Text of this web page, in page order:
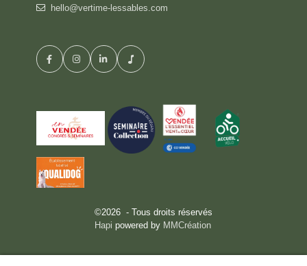
hello@vertime-lessables.com
©2026 - Tous droits réservés
Hapi powered by MMCréation